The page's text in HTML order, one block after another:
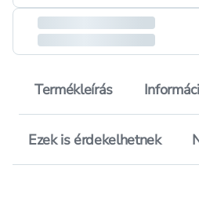
Termékleírás
Ezek is érdekelhetnek